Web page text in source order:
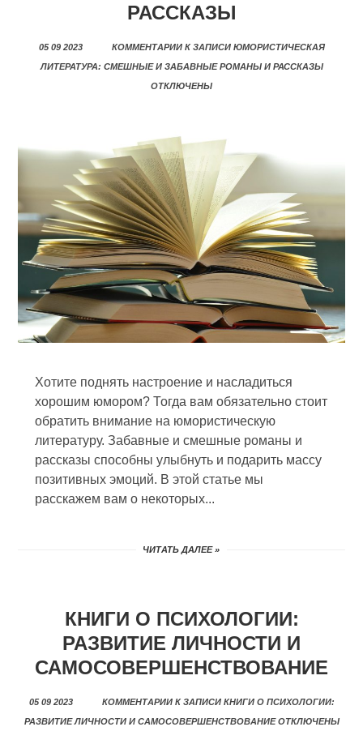
РАССКАЗЫ
05 09 2023 КОММЕНТАРИИК ЗАПИСИ ЮМОРИСТИЧЕСКАЯ
ЛИТЕРАТУРА: СМЕШНЫЕ И ЗАБАВНЫЕ РОМАНЫ И РАССКАЗЫ
ОТКЛЮЧЕНЫ
Хотите поднять настроение и насладиться
хорошим юмором? Тогда вам обязательно стоит
обратить внимание на юмористическую
литературу. Забавные и смешные романы и
рассказы способны улыбнуть и подарить массу
позитивных эмоций. В этой статье мы
расскажем вам о некоторых...
ЧИТАТЬ ДАЛЕЕ »
КНИГИ О ПСИХОЛОГИИ:
РАЗВИТИЕ ЛИЧНОСТИ И
САМОСОВЕРШЕНСТВОВАНИЕ
05 09 2023 КОММЕНТАРИИК ЗАПИСИ КНИГИ О ПСИХОЛОГИИ:
РАЗВИТИЕ ЛИЧНОСТИ И САМОСОВЕРШЕНСТВОВАНИЕОТКЛЮЧЕНЫ